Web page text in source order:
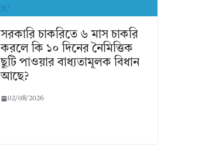
সরকারি চাকরিতে ৬ মাস চাকরি
করলে কি ১০ দিনের নৈমিত্তিক
ছুটি পাওয়ার বাধ্যতামূলক বিধান
আছে?
02/08/2026